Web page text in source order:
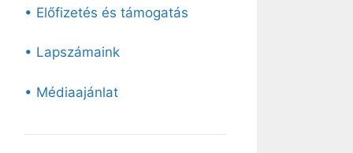
• Előfizetés és támogatás
• Lapszámaink
• Médiaajánlat